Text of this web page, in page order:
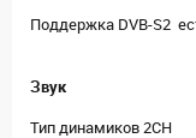
Поддержка DVB-S2
Звук
Тип динамиков 2CH